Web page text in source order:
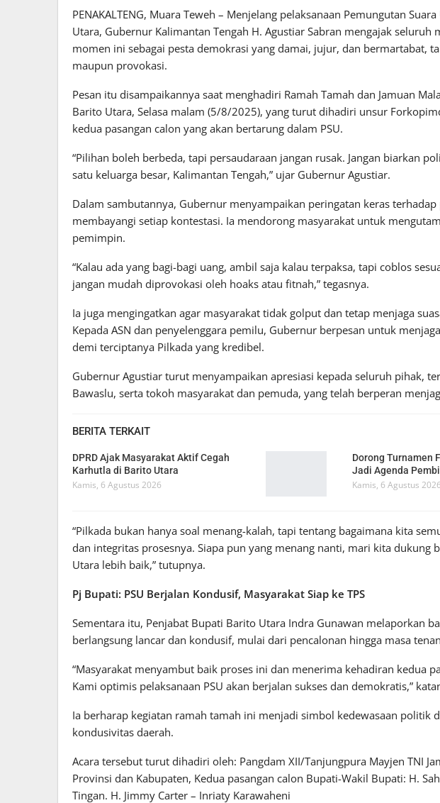
PENAKALTENG, Muara Teweh – Menjelang pelaksanaan Pemungutan
Utara, Gubernur Kalimantan Tengah H. Agustiar Sabran mengajak seluruh
momen ini sebagai pesta demokrasi yang damai, jujur, dan bermartabat,
maupun provokasi.
Pesan itu disampaikannya saat menghadiri Ramah Tamah dan Jamuan
Barito Utara, Selasa malam (5/8/2025), yang turut dihadiri unsur
kedua pasangan calon yang akan bertarung dalam PSU.
“Pilihan boleh berbeda, tapi persaudaraan jangan rusak. Jangan biarkan
satu keluarga besar, Kalimantan Tengah,” ujar Gubernur Agustiar.
Dalam sambutannya, Gubernur menyampaikan peringatan keras
membayangi setiap kontestasi. Ia mendorong masyarakat untuk
pemimpin.
“Kalau ada yang bagi-bagi uang, ambil saja kalau terpaksa, tapi coblos
jangan mudah diprovokasi oleh hoaks atau fitnah,” tegasnya.
Ia juga mengingatkan agar masyarakat tidak golput dan tetap menjaga
Kepada ASN dan penyelenggara pemilu, Gubernur berpesan untuk
demi terciptanya Pilkada yang kredibel.
Gubernur Agustiar turut menyampaikan apresiasi kepada seluruh pihak,
Bawaslu, serta tokoh masyarakat dan pemuda, yang telah berperan
BERITA TERKAIT
DPRD Ajak Masyarakat Aktif Cegah
Karhutla di Barito Utara
Kamis, 6 Agustus 2026
Dorong Turnamen
Jadi Agenda
Kamis, 6 Agustus 2026
“Pilkada bukan hanya soal menang-kalah, tapi tentang bagaimana kita
dan integritas prosesnya. Siapa pun yang menang nanti, mari kita dukung
Utara lebih baik,” tutupnya.
Pj Bupati: PSU Berjalan Kondusif, Masyarakat Siap ke TPS
Sementara itu, Penjabat Bupati Barito Utara Indra Gunawan melaporkan
berlangsung lancar dan kondusif, mulai dari pencalonan hingga masa
“Masyarakat menyambut baik proses ini dan menerima kehadiran kedua
Kami optimis pelaksanaan PSU akan berjalan sukses dan demokratis,”
Ia berharap kegiatan ramah tamah ini menjadi simbol kedewasaan politik
kondusivitas daerah.
Acara tersebut turut dihadiri oleh: Pangdam XII/Tanjungpura Mayjen TNI
Provinsi dan Kabupaten, Kedua pasangan calon Bupati-Wakil Bupati: H.
Tingan. H. Jimmy Carter – Inriaty Karawaheni